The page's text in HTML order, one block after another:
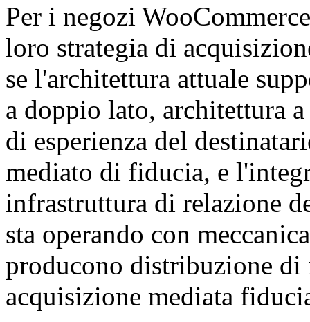
Per i negozi
loro strategia di
se l'architettura attuale
a doppio lato, architettura
di esperienza del
mediato di fiducia, e
infrastruttura di relazione
sta operando con
producono distribuzione
acquisizione mediata